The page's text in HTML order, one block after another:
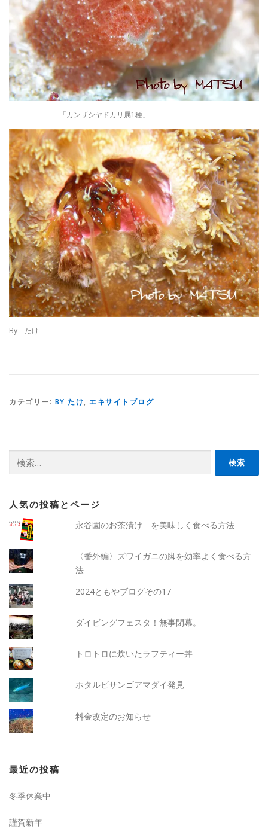
「カンザシヤドカリ属1種」
By たけ
カテゴリー: BY たけ, エキサイトブログ
索:
人気の投稿とページ
永谷園のお茶漬け を美味しく食べる方法
〈番外編〉ズワイガニの脚を効率よく食べる方
法
2024ともやブログその17
ダイビングフェスタ！無事閉幕。
トロトロに炊いたラフティー丼
ホタルビサンゴアマダイ発見
料金改定のお知らせ
最近の投稿
冬季休業中
謹賀新年